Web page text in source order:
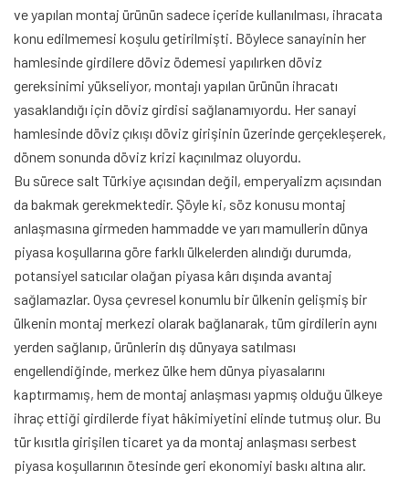
ve yapılan montaj ürünün sadece içeride kullanılması, ihracata
konu edilmemesi koşulu getirilmişti. Böylece sanayinin her
hamlesinde girdilere döviz ödemesi yapılırken döviz
gereksinimi yükseliyor, montajı yapılan ürünün ihracatı
yasaklandığı için döviz girdisi sağlanamıyordu. Her sanayi
hamlesinde döviz çıkışı döviz girişinin üzerinde gerçekleşerek,
dönem sonunda döviz krizi kaçınılmaz oluyordu.
Bu sürece salt Türkiye açısından değil, emperyalizm açısından
da bakmak gerekmektedir. Şöyle ki, söz konusu montaj
anlaşmasına girmeden hammadde ve yarı mamullerin dünya
piyasa koşullarına göre farklı ülkelerden alındığı durumda,
potansiyel satıcılar olağan piyasa kârı dışında avantaj
sağlamazlar. Oysa çevresel konumlu bir ülkenin gelişmiş bir
ülkenin montaj merkezi olarak bağlanarak, tüm girdilerin aynı
yerden sağlanıp, ürünlerin dış dünyaya satılması
engellendiğinde, merkez ülke hem dünya piyasalarını
kaptırmamış, hem de montaj anlaşması yapmış olduğu ülkeye
ihraç ettiği girdilerde fiyat hâkimiyetini elinde tutmuş olur. Bu
tür kısıtla girişilen ticaret ya da montaj anlaşması serbest
piyasa koşullarının ötesinde geri ekonomiyi baskı altına alır.